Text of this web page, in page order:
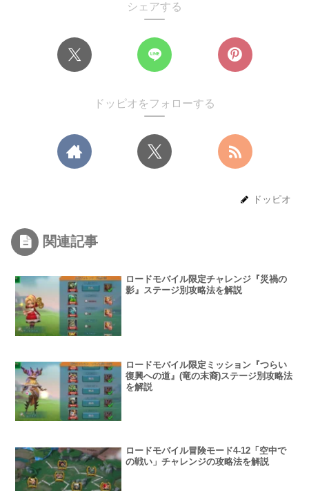
シェアする
ドッピオをフォローする
ドッピオ
関連記事
ロードモバイル限定チャレンジ『災禍の
影』ステージ別攻略法を解説
ロードモバイル限定ミッション『つらい
復興への道』(竜の末裔)ステージ別攻略法
を解説
ロードモバイル冒険モード4-12「空中で
の戦い」チャレンジの攻略法を解説